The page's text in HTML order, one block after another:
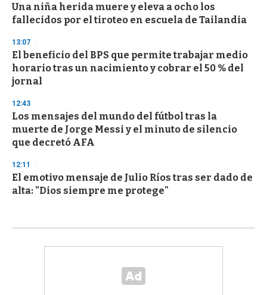
Una niña herida muere y eleva a ocho los
fallecidos por el tiroteo en escuela de Tailandia
13:07
El beneficio del BPS que permite trabajar medio
horario tras un nacimiento y cobrar el 50 % del
jornal
12:43
Los mensajes del mundo del fútbol tras la
muerte de Jorge Messi y el minuto de silencio
que decretó AFA
12:11
El emotivo mensaje de Julio Ríos tras ser dado de
alta: "Dios siempre me protege"